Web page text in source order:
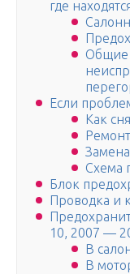
где
Общие
Если
Как
Ремонт
Схема
Блок
Проводка и
10, 2007 —
В
В